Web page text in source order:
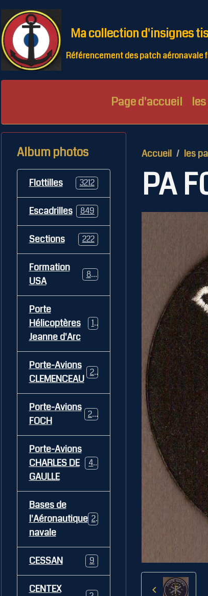
Ma collection d'insignes
Référencement des patch aéronavale
Page d'accueil
Accueil les
PA
Album photos
Flottilles 3212
Escadrilles 849
Sections 222
Formation
USA
84
Porte
Hélicoptères
Jeanne d'Arc
12
Porte-Avions
CLEMENCEAU
26
Porte-Avions
FOCH
29
Porte-Avions
CHARLES DE
GAULLE
469
Bases de
l'Aéronautique
navale
269
CESSAN 9
CENTEX